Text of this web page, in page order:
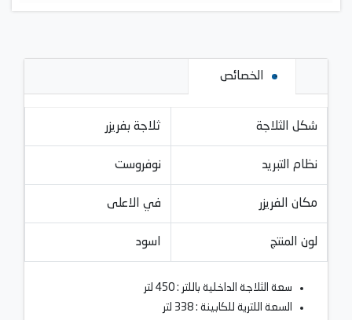
الخصائص
شكل الثلاجة ثلاجة بفريزر
نظام التبريد نوفروست
مكان الفريزر في الاعلى
لون المنتج اسود
سعة الثلاجة الداخلية باللتر : 450 لتر
السعة اللترية للكابينة : 338 لتر